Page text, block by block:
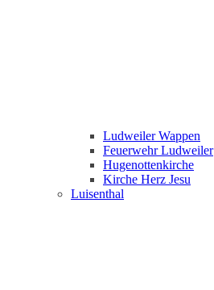
Ludweiler Wappen
Feuerwehr Ludweiler
Hugenottenkirche
Kirche Herz Jesu
Luisenthal